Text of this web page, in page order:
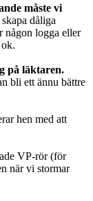
måste vi
dåliga
någon logga eller
på läktaren.
bli ett ännu bättre
hen med att
VP-rör (för
när vi stormar